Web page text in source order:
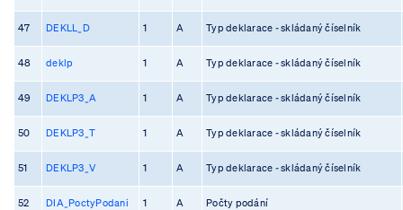
47 DEKLL_D 1 A Typ deklarace - skládaný číselník
48 deklp 1 A Typ deklarace - skládaný číselník
49 DEKLP3_A 1 A Typ deklarace - skládaný číselník
50 DEKLP3_T 1 A Typ deklarace - skládaný číselník
51 DEKLP3_V 1 A Typ deklarace - skládaný číselník
52 DIA_PoctyPodani 1 A Počty podání